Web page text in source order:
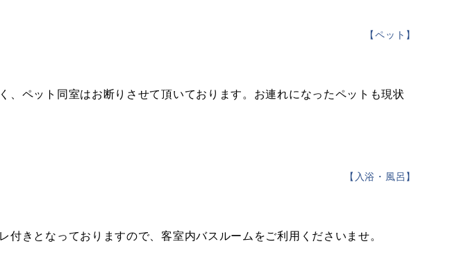
【ペット 】
、ペット同室はお断りさせて頂いております。お連れになったペットも現状
【 入浴・風呂 】
付きとなっておりますので、客室内バスルームをご利用くださいませ。